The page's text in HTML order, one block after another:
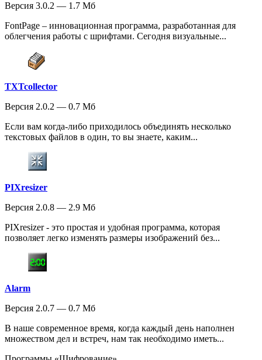
Версия 3.0.2 — 1.7 Мб
FontPage – инновационная программа, разработанная для
облегчения работы с шрифтами. Сегодня визуальные...
TXTcollector
Версия 2.0.2 — 0.7 Мб
Если вам когда-либо приходилось объединять несколько
текстовых файлов в один, то вы знаете, каким...
PIXresizer
Версия 2.0.8 — 2.9 Мб
PIXresizer - это простая и удобная программа, которая
позволяет легко изменять размеры изображений без...
Alarm
Версия 2.0.7 — 0.7 Мб
В наше современное время, когда каждый день наполнен
множеством дел и встреч, нам так необходимо иметь...